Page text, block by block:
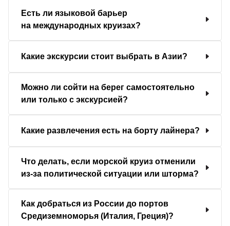
Есть ли языковой барьер
на международных круизах?
Какие экскурсии стоит выбрать в Азии?
Можно ли сойти на берег самостоятельно
или только с экскурсией?
Какие развлечения есть на борту лайнера?
Что делать, если морской круиз отменили
из-за политической ситуации или шторма?
Как добраться из России до портов
Средиземноморья (Италия, Греция)?